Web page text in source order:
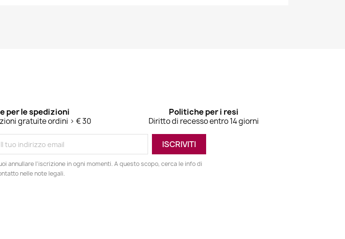
per le spedizioni
gratuite ordini > € 30
Politiche per i resi
Diritto di recesso entro 14 giorni
annullare l'iscrizione in ogni momenti. A questo scopo, cerca le info di
nelle note legali.